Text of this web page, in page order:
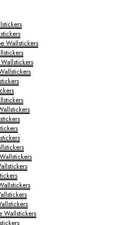
Wallstickers
Wallstickers